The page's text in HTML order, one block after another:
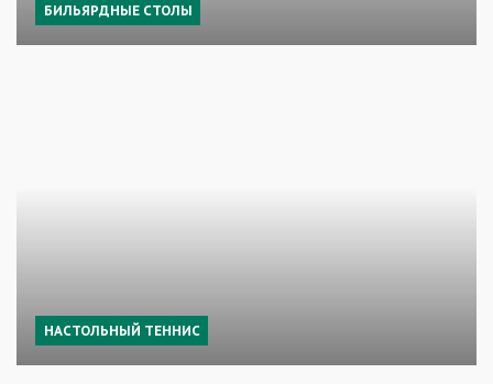
БИЛЬЯРДНЫЕ СТОЛЫ
НАСТОЛЬНЫЙ ТЕННИС